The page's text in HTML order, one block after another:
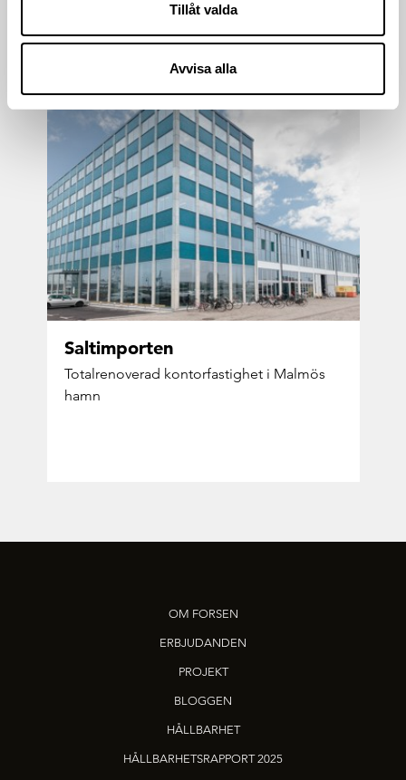
Tillåt valda
Avvisa alla
Sal­tim­por­ten
To­tal­re­no­ve­rad kon­tor­fas­tig­het i Mal­mös
hamn
OM FORSEN
ERBJUDANDEN
PROJEKT
BLOGGEN
HÅLLBARHET
HÅLLBARHETSRAPPORT 2025